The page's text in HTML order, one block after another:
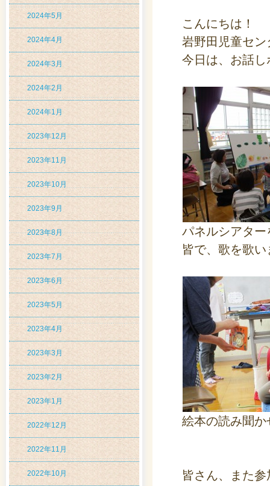
2024年5月
2024年4月
2024年3月
2024年2月
2024年1月
2023年12月
2023年11月
2023年10月
2023年9月
2023年8月
2023年7月
2023年6月
2023年5月
2023年4月
2023年3月
2023年2月
2023年1月
2022年12月
2022年11月
2022年10月
こんにちは！
岩野田児童セ
今日は、お話
パネルシアタ
皆で、歌を歌
絵本の読み聞
皆さん、また